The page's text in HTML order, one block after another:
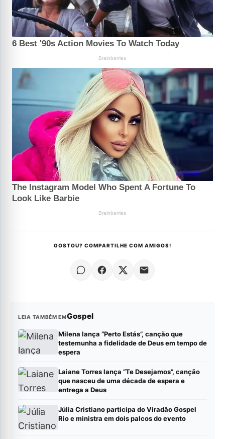
GOSTOU? COMPARTILHE COM AMIGOS!
LEIA TAMBÉM EMGospel
Milena lança “Perto Estás”, canção que
testemunha a fidelidade de Deus em tempo de
espera
Laiane Torres lança “Te Desejamos”, canção
que nasceu de uma década de espera e
entrega a Deus
Júlia Cristiano participa do Viradão Gospel
Rio e ministra em dois palcos do evento